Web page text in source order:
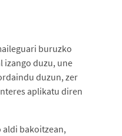
buruzko
izango duzu, une
duzun, zer
aplikatu diren
aldi bakoitzean,